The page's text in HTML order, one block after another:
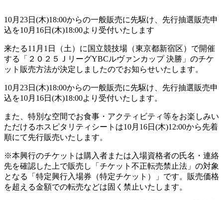
10月23日(木)18:00からの一般販売に先駆け、先行抽選販売申
込を10月16日(木)18:00より受付いたします
来たる11月1日（土）に国立競技場（東京都新宿区）で開催
する「２０２５ＪリーグYBCルヴァンカップ 決勝」のチケ
ット販売方法が決定しましたのでお知らせいたします。
10月23日(木)18:00からの一般販売に先駆け、先行抽選販売申
込を10月16日(木)18:00より受付いたします。
また、特別な空間でお食事・アクティビティ等をお楽しみい
ただけるホスピタリティシートは10月16日(木)12:00から先着
順にて先行販売いたします。
※本興行のチケットは購入者または入場資格者の氏名・連絡
先を確認した上で販売し「チケット不正転売禁止法」の対象
となる「特定興行入場券（特定チケット）」です。販売価格
を超える金額での転売などは固く禁止いたします。